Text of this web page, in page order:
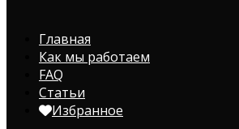
Главная
Как мы работаем
FAQ
Статьи
Избранное